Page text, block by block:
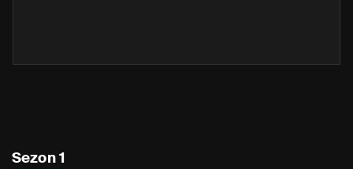
Sezon 1